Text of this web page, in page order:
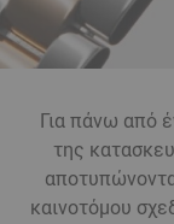
Για πάνω από
της
καινοτόμου